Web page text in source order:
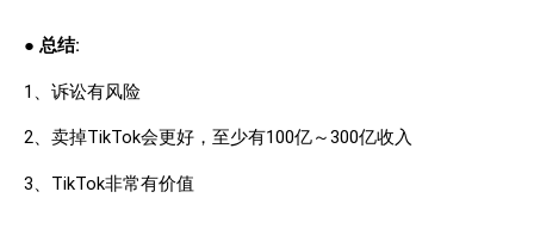
● 总结:
1 、诉讼有风险
2、卖掉TikTok会更好，至少有100亿～300亿收入
3 TikTok非常有价值